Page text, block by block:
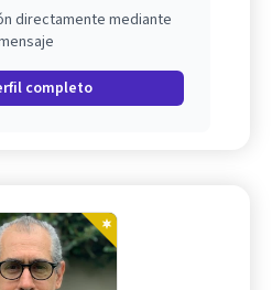
directamente mediante
completo